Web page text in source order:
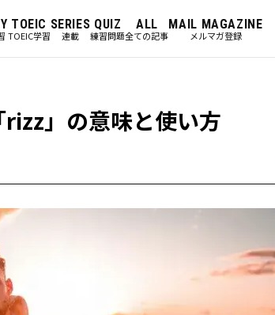
TOEIC
TOEIC学習
SERIES
連載
QUIZ
練習問題
ALL
全ての記事
MAIL MAGAZINE
メルマガ登録
」の意味と使い方